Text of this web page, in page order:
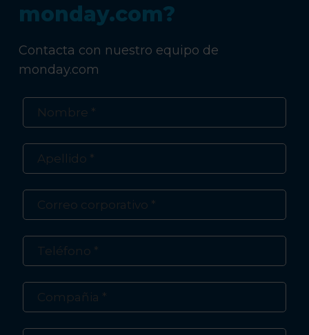
monday.com?
Contacta con nuestro equipo de
monday.com